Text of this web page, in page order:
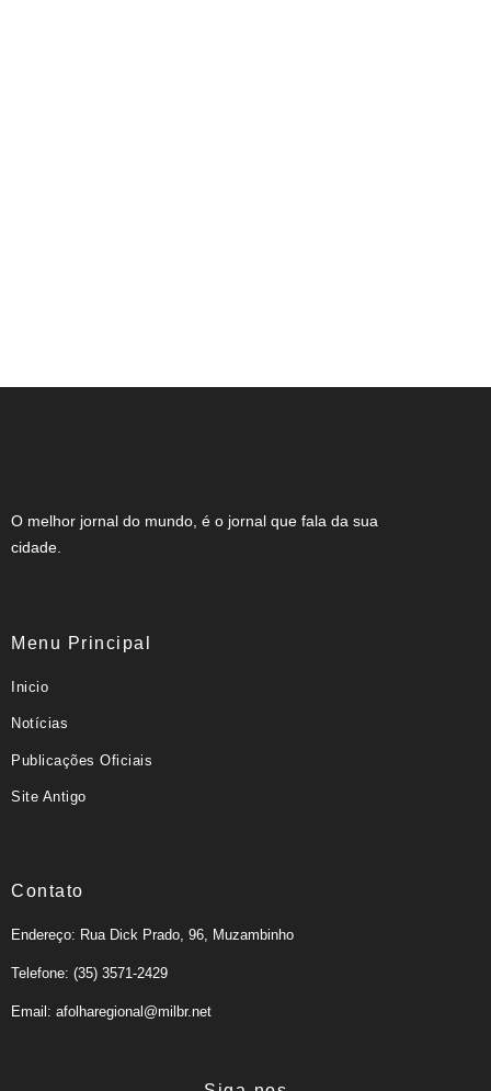
O melhor jornal do mundo, é o jornal que fala da sua
cidade.
Menu Principal
Inicio
Notícias
Publicações Oficiais
Site Antigo
Contato
Endereço: Rua Dick Prado, 96, Muzambinho
Telefone: (35) 3571-2429
Email: afolharegional@milbr.net